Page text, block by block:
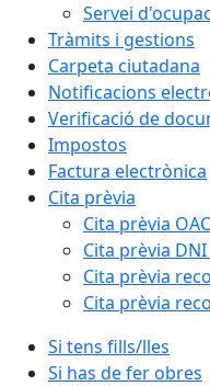
Servei
Tràmits i gestions
Carpeta ciutadana
Notificacions
Verificació de
Impostos
Factura electrònica
Cita prèvia
Cita prèvia OAC
Cita prèvia
Cita prèvia
Cita prèvia
Si tens fills/lles
Si has de fer obres